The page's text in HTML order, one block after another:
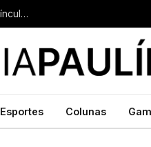
Paulínia recebe encontro regional do Serviço de Fortalecimento de Vínculos e Família Acolhedora
Esportes Colunas